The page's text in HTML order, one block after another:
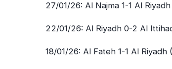
27/01/26: Al Najma 1-1 Al
22/01/26: Al Riyadh 0-2 Al
18/01/26: Al Fateh 1-1 Al Riyadh